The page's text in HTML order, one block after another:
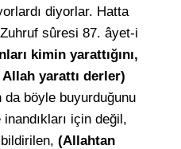
diyorlar. Hatta
sûresi 87. âyet-i
kimin yarattığını,
yarattı derler)
da böyle buyurduğunu
için değil,
(Allahtan